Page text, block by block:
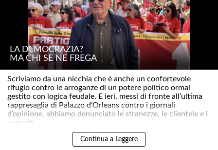
LA DEMOCRAZIA?
MA CHI SE NE FREGA
Scriviamo da una nicchia che è anche un confortevole
rifugio contro le arroganze di un potere politico ormai
gestito con logica feudale. E ieri, messi di fronte all’ultima
rappresaglia di Palazzo d’Orleans contro i giornali
d’opinione, abbiamo denunciato le stranezze, le clientele e i
pagnott..
Continua a Leggere